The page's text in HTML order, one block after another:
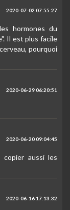
2020-07-02 07:55:27
hormones du
Il est plus facile
pourquoi
2020-06-29 06:20:51
2020-06-20 09:04:45
copier aussi les
2020-06-16 17:13:32